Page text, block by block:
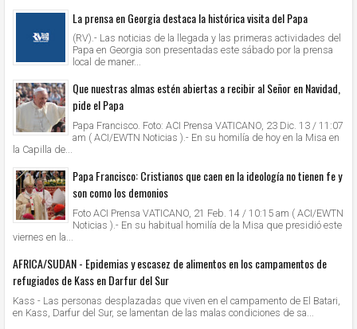
La prensa en Georgia destaca la histórica visita del Papa
(RV).- Las noticias de la llegada y las primeras actividades del
Papa en Georgia son presentadas este sábado por la prensa
local de maner...
Que nuestras almas estén abiertas a recibir al Señor en Navidad,
pide el Papa
Papa Francisco. Foto: ACI Prensa VATICANO, 23 Dic. 13 / 11:07
am ( ACI/EWTN Noticias ).- En su homilía de hoy en la Misa en
la Capilla de...
Papa Francisco: Cristianos que caen en la ideología no tienen fe y
son como los demonios
Foto ACI Prensa VATICANO, 21 Feb. 14 / 10:15 am ( ACI/EWTN
Noticias ).- En su habitual homilía de la Misa que presidió este
viernes en la...
AFRICA/SUDAN - Epidemias y escasez de alimentos en los campamentos de
refugiados de Kass en Darfur del Sur
Kass - Las personas desplazadas que viven en el campamento de El Batari,
en Kass, Darfur del Sur, se lamentan de las malas condiciones de sa...